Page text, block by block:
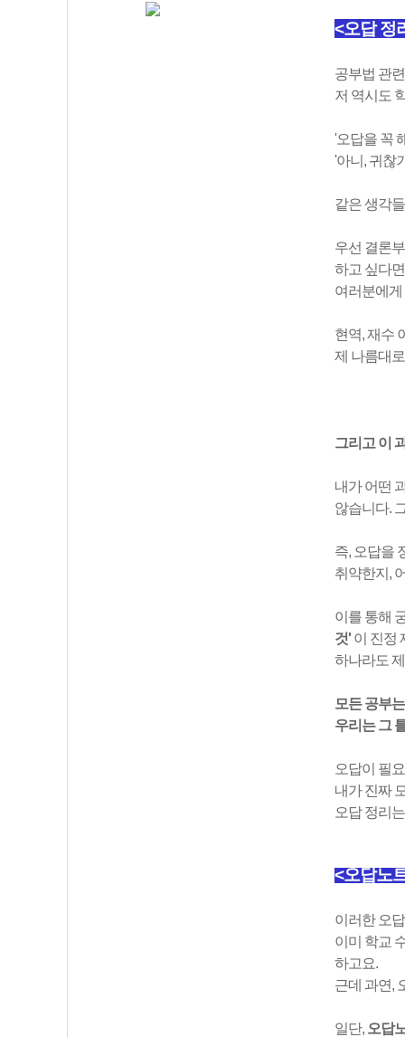
<오답 정
공부법 관
저 역시도
'오답을 꼭
'아니, 귀찮
같은 생각
우선 결론
하고 싶다
여러분에
현역, 재수
제 나름대
그리고 이
내가 어떤
않습니다.
즉, 오답을
취약한지,
이를 통해
것' 이 진정
하나라도
모든 공부
우리는 그
오답이 필
내가 진짜
오답 정리
<오답노
이러한 오
이미 학교
하고요.
근데 과연,
일단, 오답